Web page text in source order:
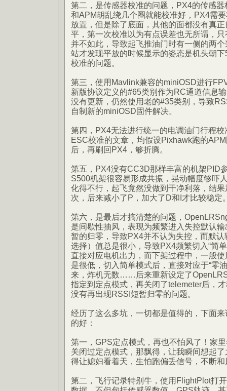
第二，是传感器校准的问题，PX4的传感
和APM胡乱绕几个圈就能校准好，PX4需
放置，但是除了底面，其他的面都没有真
平，第一次校准以为有点误差也无所谓，
并不如此，导致起飞推油门时有一侧的两
站才发现平放的时候显示的姿态是机头朝
校准的问题。
第三，使用Mavlink兼容的miniOSD进行
新版协议定义的#65类别作为RC通道信息
没有更新，仍然使用老的#35类别，导致
自制新的miniOSD固件解决。
第四，PX4无法进行统一的电调油门行程
ESC校准的文章，均假设Pixhawk跑的
后，再刷回PX4，够折腾。
第五，PX4没有CC3D那样丰富的机架PID
S500机架很容易形成共振，晃动幅度够吓
化得不行，起飞竟然没做到干净利落，结
次，后来减小了P，加大了D和I才比较稳定
第六，是最后才搞清楚的问题，
是间歇性抽风，表现为频繁进入失控默认
暂的归零，导致PX4并不认为失控，而默
选择）值总是很小，导致PX4频繁切入“简
直接对应电机出力，而下架过程中，一般
是很低，切入简单模式后，直接对应于“零
来，炸机无数……后来重新设定了
指定到定点模式，再关闭了telemeter后，
没有再出现RSSI短暂归零的问题。
经历了这么多坑，一切都是值得的，下面
的好：
第一，GPS定点模式，再也不怕风了！家
关闭过定点模式，那飘得，让我瞬间想起
得让媳妇看着天，生怕跑偏丢信号，不断
第二，飞行记录特别牛，使用FlightPlot打